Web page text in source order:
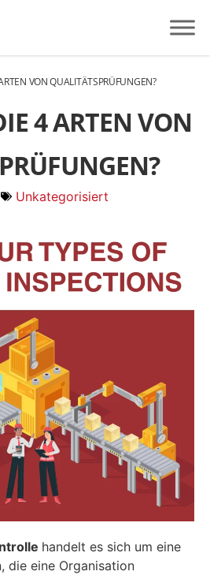
VON QUALITÄTSPRÜFUNGEN?
4 ARTEN VON
Unkategorisiert
handelt es sich um eine
die eine Organisation